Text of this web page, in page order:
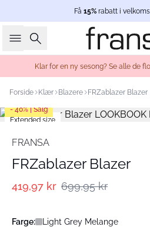
Få 15% rabatt i
Søk
Klar for en ny sesong? Se alle de
Forside Klær Blazere FRZablazer Blazer
Extended size
- 40% | Salg
FRANSA
FRZablazer Blazer
419,97 kr 699,95 kr
Farge: Light Grey Melange